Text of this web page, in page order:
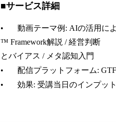
■サービス詳細
• 動画テーマ例: AIの活用によ
™ Framework解説 / 経営判断
とバイアス / メタ認知入門
• 配信プラットフォーム: GTF
• 効果: 受講当日のインプット